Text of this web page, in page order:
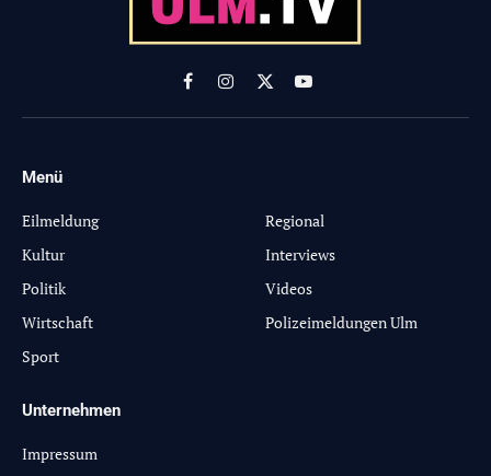
FacebookInstagram
X
(Twitter)
YouTube
Menü
Eilmeldung
Kultur
Politik
Wirtschaft
Sport
Regional
Interviews
Videos
Polizeimeldungen Ulm
Unternehmen
Impressum